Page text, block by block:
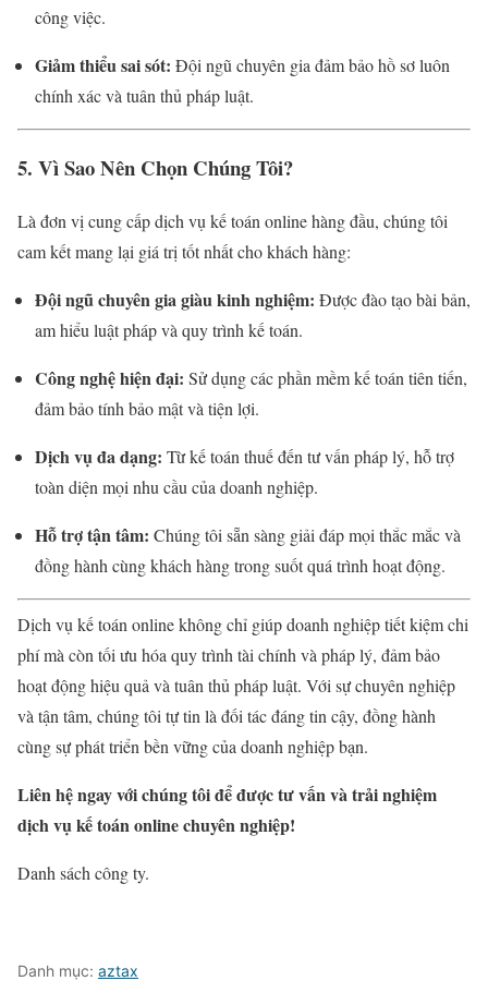
công việc.
Giảm thiểu sai sót: Đội ngũ chuyên gia đảm bảo hồ sơ luôn
chính xác và tuân thủ pháp luật.
5. Vì Sao Nên Chọn Chúng Tôi?
Là đơn vị cung cấp dịch vụ kế toán online hàng đầu, chúng tôi
cam kết mang lại giá trị tốt nhất cho khách hàng:
Đội ngũ chuyên gia giàu kinh nghiệm: Được đào tạo bài bản,
am hiểu luật pháp và quy trình kế toán.
Công nghệ hiện đại: Sử dụng các phần mềm kế toán tiên tiến,
đảm bảo tính bảo mật và tiện lợi.
Dịch vụ đa dạng: Từ kế toán thuế đến tư vấn pháp lý, hỗ trợ
toàn diện mọi nhu cầu của doanh nghiệp.
Hỗ trợ tận tâm: Chúng tôi sẵn sàng giải đáp mọi thắc mắc và
đồng hành cùng khách hàng trong suốt quá trình hoạt động.
Dịch vụ kế toán online không chỉ giúp doanh nghiệp tiết kiệm chi
phí mà còn tối ưu hóa quy trình tài chính và pháp lý, đảm bảo
hoạt động hiệu quả và tuân thủ pháp luật. Với sự chuyên nghiệp
và tận tâm, chúng tôi tự tin là đối tác đáng tin cậy, đồng hành
cùng sự phát triển bền vững của doanh nghiệp bạn.
Liên hệ ngay với chúng tôi để được tư vấn và trải nghiệm
dịch vụ kế toán online chuyên nghiệp!
Danh sách công ty.
Danh mục: aztax